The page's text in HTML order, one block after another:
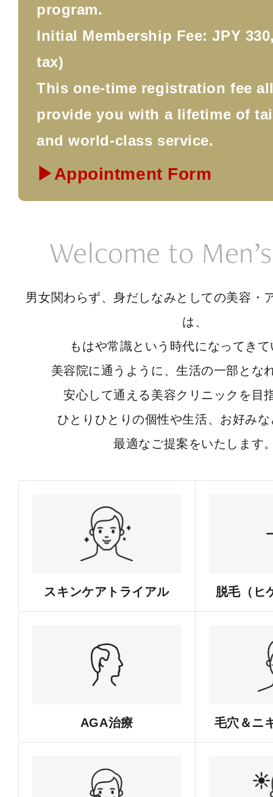
program.
Initial Membership Fee: JPY
tax)
This one-time registration fee
provide you with a lifetime of
and world-class service.
▶Appointment Form
Welcome to
男女関わらず、身だしなみとしての美容・
は、
もはや常識という時代になってき
美容院に通うように、生活の一部とな
安心して通える美容クリニックを目
ひとりひとりの個性や生活、お好み
最適なご提案をいたします
スキンケアトライアル 脱毛（ヒ
AGA治療 毛穴＆ニ